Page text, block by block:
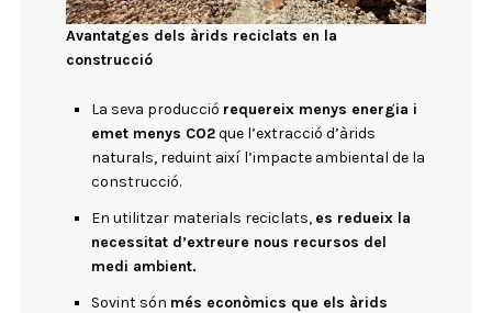
Avantatges dels àrids reciclats en la
construcció
La seva producció requereix menys energia i
emet menys CO2que l’extracció d’àrids
naturals, reduint així l’impacte ambiental de la
construcció.
En utilitzar materials reciclats, es redueix la
necessitat d’extreure nous recursos del
medi ambient.
Sovint són més econòmics que els àrids